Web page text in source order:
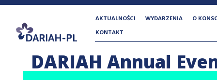
AKTUALNOŚCI WYDARZENIA
O
KONTAKT
DARIAH Annual